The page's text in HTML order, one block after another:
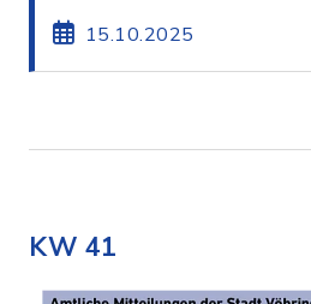
15.10.2025
KW 41